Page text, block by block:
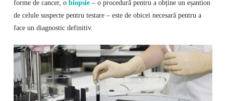
forme de cancer, o biopsie– o procedură pentru a obține un eșantion
de celule suspecte pentru testare – este de obicei necesară pentru a
face un diagnostic definitiv.